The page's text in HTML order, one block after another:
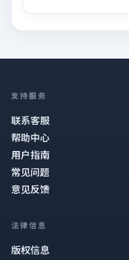
支持服务
联系客服
帮助中心
用户指南
常见问题
意见反馈
法律信息
版权信息